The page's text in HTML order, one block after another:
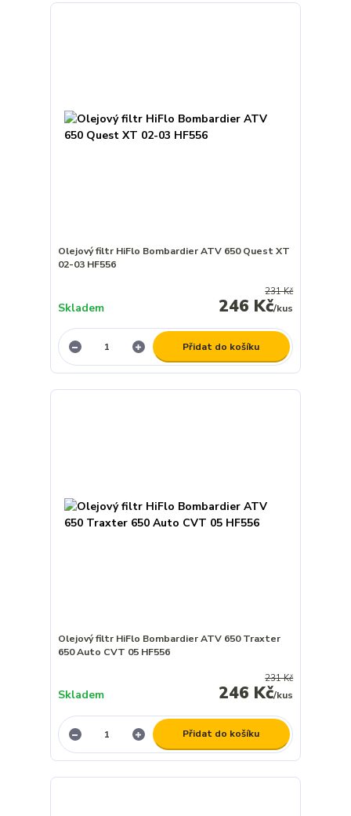
Olejový filtr HiFlo Bombardier ATV 650 Quest XT
02-03 HF556
231 Kč
246 Kč/kus
Skladem
Přidat do košíku
Olejový filtr HiFlo Bombardier ATV 650 Traxter
650 Auto CVT 05 HF556
231 Kč
246 Kč/kus
Skladem
Přidat do košíku